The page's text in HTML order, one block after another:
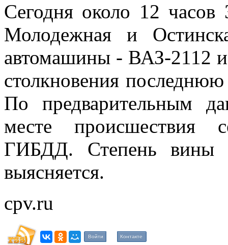
Сегодня около 12 часов
Молодежная и
автомашины - ВАЗ-2112
столкновения
По предварительным
месте происшествия
ГИБДД. Степень вины
выясняется.
cpv.ru
Войти Контакте